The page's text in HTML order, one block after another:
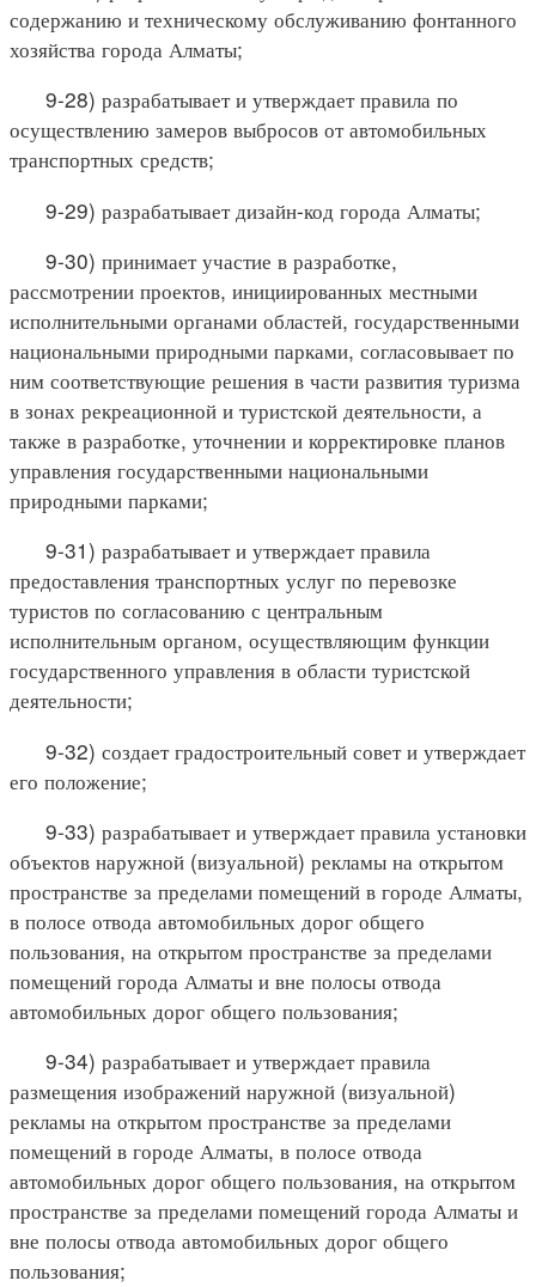
содержанию и техническому обслуживанию фонтанного
хозяйства города Алматы;
9-28) разрабатывает и утверждает правила по
осуществлению замеров выбросов от автомобильных
транспортных средств;
9-29) разрабатывает дизайн-код города Алматы;
9-30) принимает участие в разработке,
рассмотрении проектов, инициированных местными
исполнительными органами областей, государственными
национальными природными парками, согласовывает по
ним соответствующие решения в части развития туризма
в зонах рекреационной и туристской деятельности, а
также в разработке, уточнении и корректировке планов
управления государственными национальными
природными парками;
9-31) разрабатывает и утверждает правила
предоставления транспортных услуг по перевозке
туристов по согласованию с центральным
исполнительным органом, осуществляющим функции
государственного управления в области туристской
деятельности;
9-32) создает градостроительный совет и утверждает
его положение;
9-33) разрабатывает и утверждает правила установки
объектов наружной (визуальной) рекламы на открытом
пространстве за пределами помещений в городе Алматы,
в полосе отвода автомобильных дорог общего
пользования, на открытом пространстве за пределами
помещений города Алматы и вне полосы отвода
автомобильных дорог общего пользования;
9-34) разрабатывает и утверждает правила
размещения изображений наружной (визуальной)
рекламы на открытом пространстве за пределами
помещений в городе Алматы, в полосе отвода
автомобильных дорог общего пользования, на открытом
пространстве за пределами помещений города Алматы и
вне полосы отвода автомобильных дорог общего
пользования;